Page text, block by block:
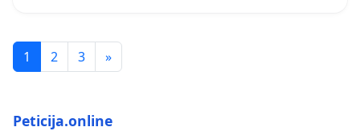
1 2 3 »
Peticija.online